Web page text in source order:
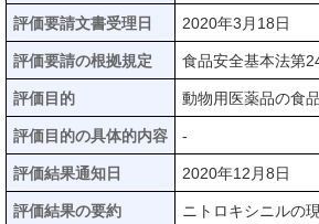
評価要請文書受理日 2020年3月18日
評価要請の根拠規定 食品安全基本法第
評価目的 動物用医薬品の食
評価目的の具体的内容 -
評価結果通知日 2020年12月8日
評価結果の要約
ニトロキシニルの